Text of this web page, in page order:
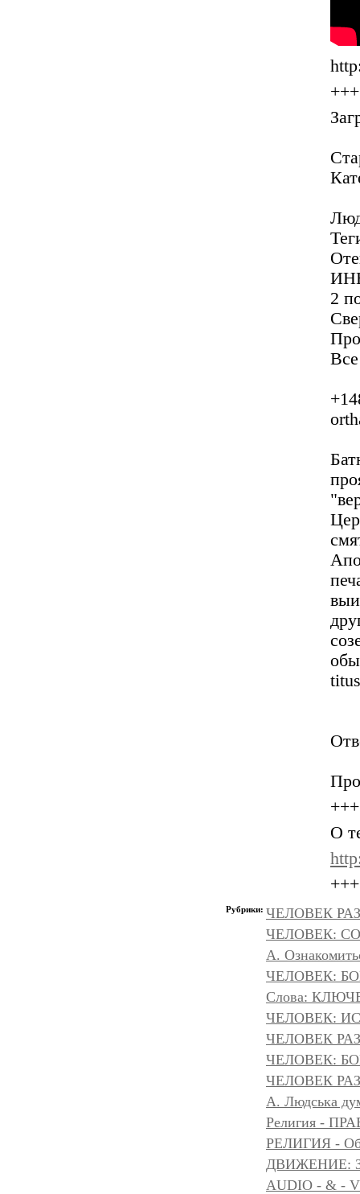
+++
2
О
Рубрики: ЧЕЛОВЕК
ЧЕЛОВЕК:
А.
ЧЕЛОВЕК:
Слова:
ЧЕЛОВЕК:
ЧЕЛОВЕК
ЧЕЛОВЕК:
ЧЕЛОВЕК
A. Людська
Религия -
РЕЛИГИЯ -
ДВИЖЕНИЕ:
AUDIO - & -